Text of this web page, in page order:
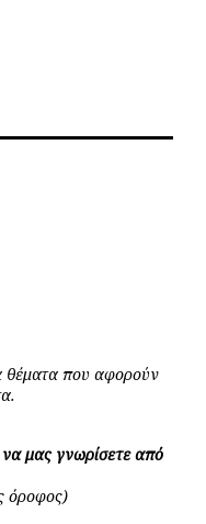
θέματα που αφορούν
να μας γνωρίσετε από
όροφος)